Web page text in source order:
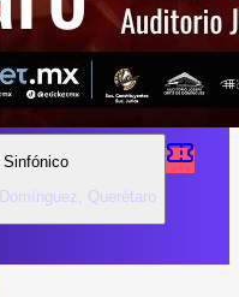
Sinfónico
Querétaro